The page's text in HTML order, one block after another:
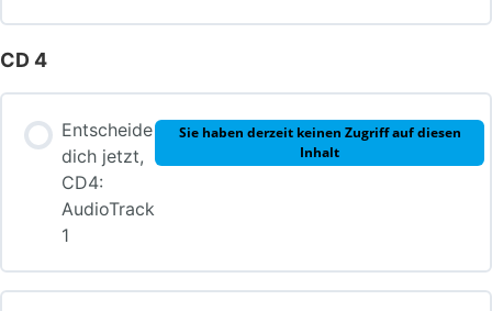
CD 4
Entscheide
dich jetzt,
CD4:
AudioTrack
1
Sie haben derzeit keinen Zugriff auf diesen
Inhalt